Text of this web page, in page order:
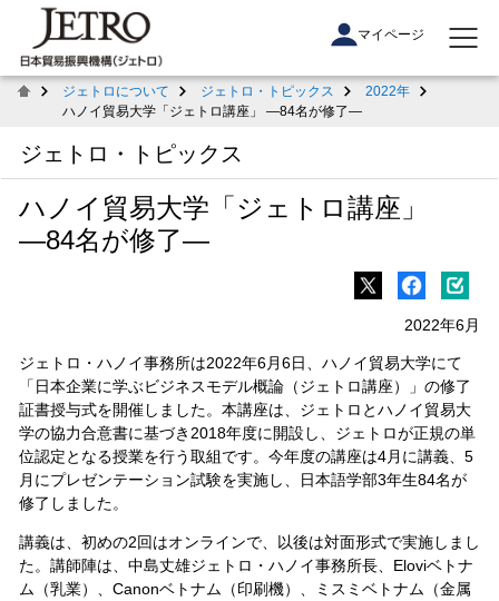
マイページ
ジェトロについて ジェトロ・トピックス
2022年
ハノイ貿易大学「ジェトロ講座」 ―84名が修了―
ジェトロ・トピックス
ハノイ貿易大学「ジェトロ講座」
―84名が修了―
2022年6月
ジェトロ・ハノイ事務所は2022年6月6日、ハノイ貿易大学にて
「日本企業に学ぶビジネスモデル概論（ジェトロ講座）」の修了
証書授与式を開催しました。本講座は、ジェトロとハノイ貿易大
学の協力合意書に基づき2018年度に開設し、ジェトロが正規の単
位認定となる授業を行う取組です。今年度の講座は4月に講義、5
月にプレゼンテーション試験を実施し、日本語学部3年生84名が
修了しました。
講義は、初めの2回はオンラインで、以後は対面形式で実施しまし
た。講師陣は、中島丈雄ジェトロ・ハノイ事務所長、Eloviベトナ
ム（乳業）、Canonベトナム（印刷機）、ミスミベトナム（金属